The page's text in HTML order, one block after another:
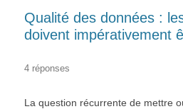
Qualité des données :
doivent impérativement
4 réponses
La question récurrente de mettre